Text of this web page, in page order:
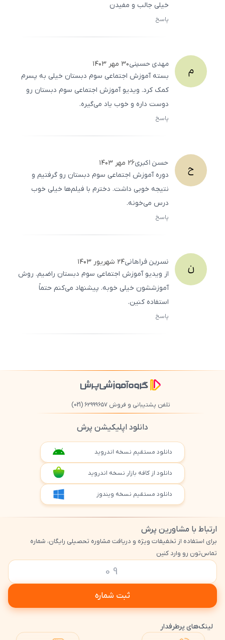
خیلی جالب و مفیدن
پاسخ
م مهدیحسینی۳۰ مهر ۱۴۰۳
بسته آموزش اجتماعی سوم دبستان خیلی به پسرم
کمک کرد. ویدیو آموزش اجتماعی سوم دبستان رو
دوست داره و خوب یاد می‌گیره.
پاسخ
ح حسناکبری۲۶ مهر ۱۴۰۳
دوره آموزش اجتماعی سوم دبستان رو گرفتیم و
نتیجه خوبی داشت. دخترم با فیلم‌ها خیلی خوب
درس می‌خونه.
پاسخ
ن نسرینفراهانی۲۴ شهریور ۱۴۰۳
از ویدیو آموزش اجتماعی سوم دبستان راضیم. روش
آموزششون خیلی خوبه. پیشنهاد می‌کنم حتماً
استفاده کنین.
پاسخ
تلفن پشتیبانی و فروش ۶۲۹۹۹۶۵۷ (021)
دانلود اپلیکیشن پرش
دانلود مستقیم نسخه اندروید
دانلود از کافه بازار نسخه اندروید
دانلود مستقیم نسخه ویندوز
ارتباط با مشاورین پرش
برای استفاده از تخفیفات ویژه و دریافت مشاوره تحصیلی رایگان، شماره
تماس‌تون رو وارد کنین
ثبت شماره
لینک‌های پرطرفدار